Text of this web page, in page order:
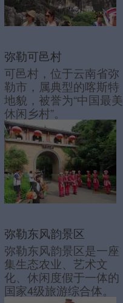
弥勒可邑村
可邑村，位于云南省弥
勒市，属典型的喀斯特
地貌，被誉为“中国最美
休闲乡村”。
弥勒东风韵景区
弥勒东风韵景区是一座
集生态农业、艺术文
化、休闲度假于一体的
国家4级旅游综合体。